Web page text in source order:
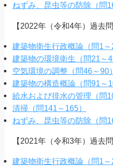
ねずみ、昆虫等の防除（問
【2022年（令和4年）過去問
建築物衛生行政概論（問1～
建築物の環境衛生（問21～
空気環境の調整（問46～90）
建築物の構造概論（問91～
給水および排水の管理（問
清掃（問141～165）
ねずみ、昆虫等の防除（問
【2021年（令和3年）過去問
建築物衛生行政概論（問1～